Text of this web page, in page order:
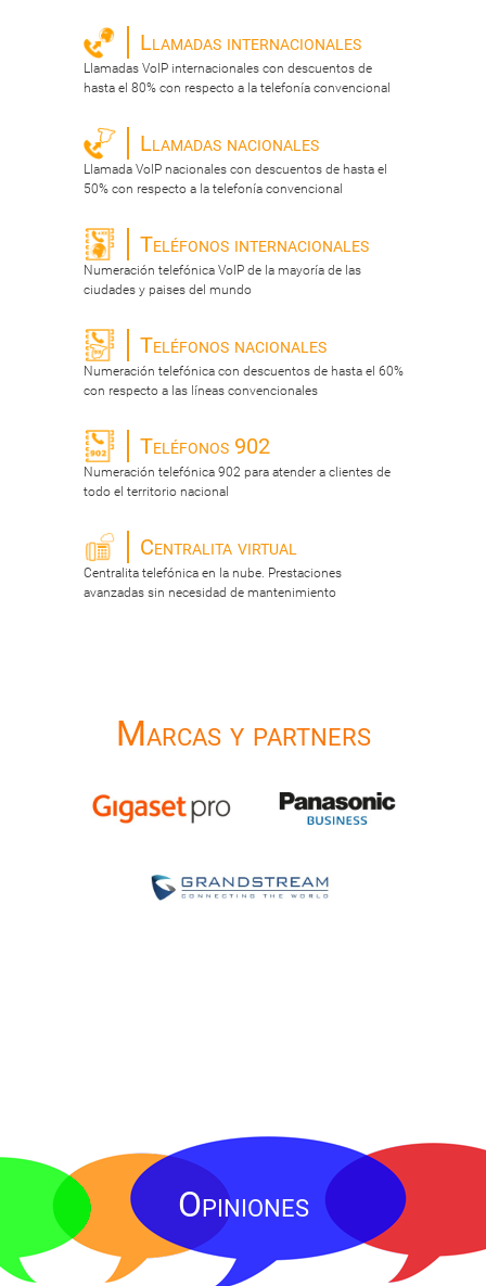
Llamadas internacionales
Llamadas VoIP internacionales con descuentos de
hasta el 80% con respecto a la telefonía convencional
Llamadas nacionales
Llamada VoIP nacionales con descuentos de hasta el
50% con respecto a la telefonía convencional
Teléfonos internacionales
Numeración telefónica VoIP de la mayoría de las
ciudades y paises del mundo
Teléfonos nacionales
Numeración telefónica con descuentos de hasta el 60%
con respecto a las líneas convencionales
Teléfonos 902
Numeración telefónica 902 para atender a clientes de
todo el territorio nacional
Centralita virtual
Centralita telefónica en la nube. Prestaciones
avanzadas sin necesidad de mantenimiento
Marcas y partners
Opiniones